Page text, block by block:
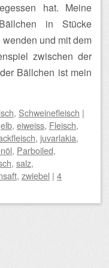
hat. Meine
in Stücke
und mit dem
zwischen der
Bällchen ist mein
, Schweinefleisch |
, eiweiss, Fleisch,
, juvarlakia,
, Parboiled,
, salz,
, zwiebel | 4